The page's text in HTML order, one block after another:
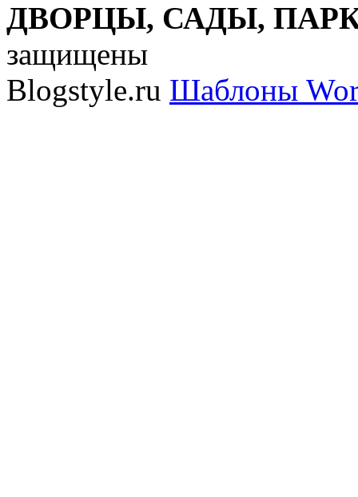
ДВОРЦЫ, САДЫ,
защищены
Blogstyle.ru Шаблоны